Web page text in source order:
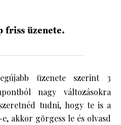
friss üzenete.
üzenete szerint3
nagy változásokra
tudni, hogy te is a
akkor görgess le és olvasd